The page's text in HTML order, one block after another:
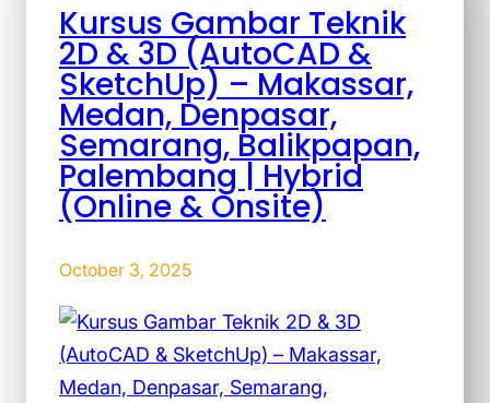
Kursus Gambar Teknik
2D & 3D (AutoCAD &
SketchUp) – Makassar,
Medan, Denpasar,
Semarang, Balikpapan,
Palembang | Hybrid
(Online & Onsite)
October 3, 2025